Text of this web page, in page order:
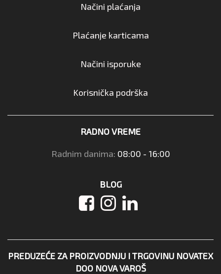
Načini plaćanja
Plaćanje karticama
Načini isporuke
Korisnička podrška
RADNO VREME
Radnim danima: 08:00 - 16:00
BLOG
PREDUZEĆE ZA PROIZVODNJU I TRGOVINU NOVATEX
DOO NOVA VAROŠ